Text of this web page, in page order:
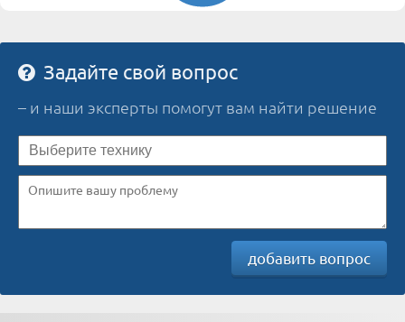
Задайте свой вопрос
– и наши эксперты помогут вам найти решение
добавить вопрос